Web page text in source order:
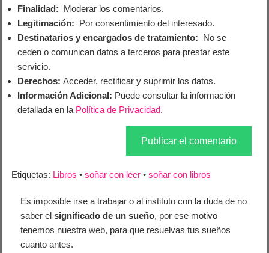
Finalidad: Moderar los comentarios.
Legitimación: Por consentimiento del interesado.
Destinatarios y encargados de tratamiento: No se
ceden o comunican datos a terceros para prestar este
servicio.
Derechos: Acceder, rectificar y suprimir los datos.
Información Adicional: Puede consultar la información
detallada en la Política de Privacidad.
Etiquetas: Libros •soñar con leer •soñar con libros
Es imposible irse a trabajar o al instituto con la duda de no
saber elsignificado de un sueño, por ese motivo
tenemos nuestra web, para que resuelvas tus sueños
cuanto antes.